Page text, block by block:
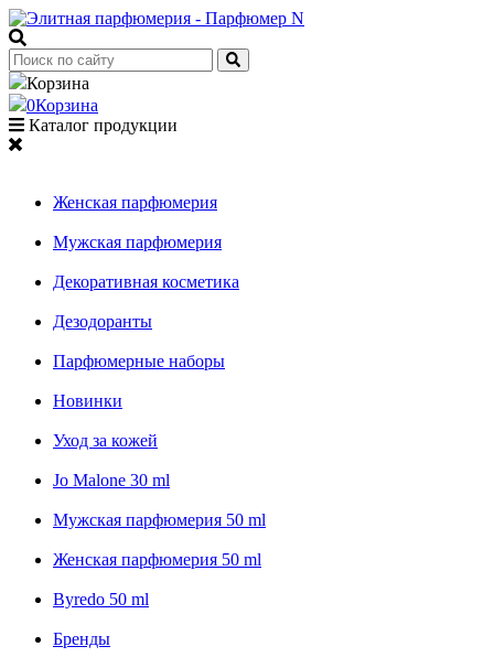
Корзина
0Корзина
Каталог продукции
Женская парфюмерия
Мужская парфюмерия
Декоративная косметика
Дезодоранты
Парфюмерные наборы
Новинки
Уход за кожей
Jo Malone 30 ml
Мужская парфюмерия 50 ml
Женская парфюмерия 50 ml
Byredo 50 ml
Бренды